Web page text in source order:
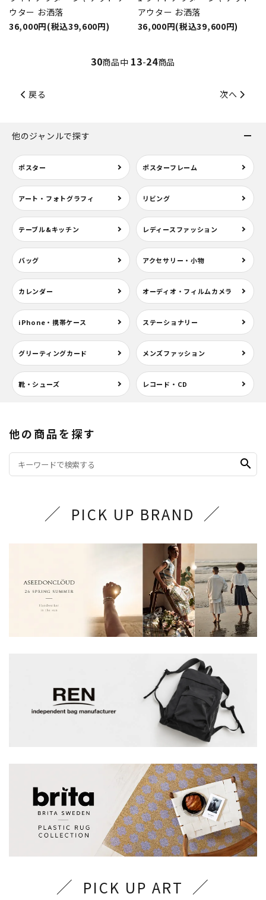
ウター お洒落
36,000円(税込39,600円)
アウター お洒落
36,000円(税込39,600円)
30商品中 13-24商品
戻る 次へ
他のジャンルで探す
ポスター ポスターフレーム
アート・フォトグラフィ リビング
テーブル&キッチン レディースファッション
バッグ アクセサリー・小物
カレンダー オーディオ・フィルムカメラ
iPhone・携帯ケース ステーショナリー
グリーティングカード メンズファッション
靴・シューズ レコード・CD
他の商品を探す
search
PICK UP BRAND
PICK UP ART